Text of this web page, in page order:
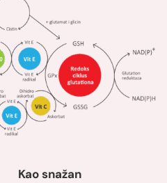
Kao snažan